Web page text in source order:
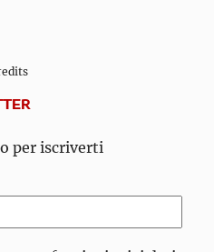
per iscriverti